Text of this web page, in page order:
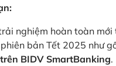
nghiệm hoàn toàn
bản Tết 2025 như
BIDV SmartBanking.